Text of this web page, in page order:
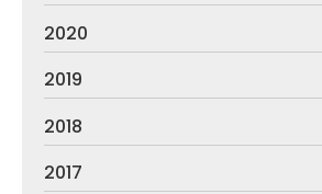
2020
2019
2018
2017